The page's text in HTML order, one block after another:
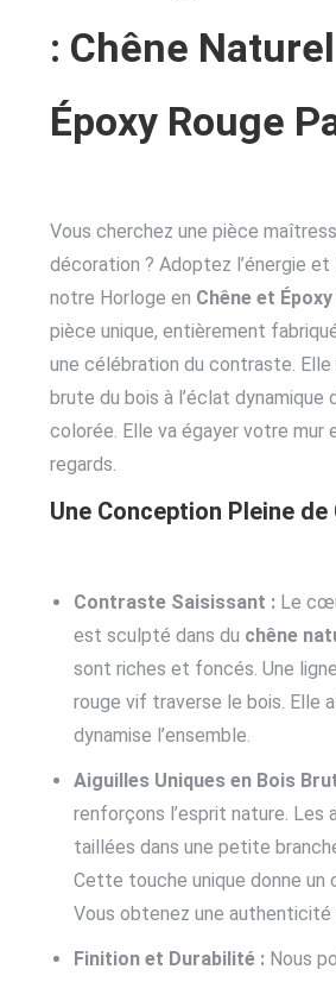
: Chêne
Époxy Rouge
Vous cherchez une pièce
décoration ? Adoptez l’énergie
notre Horloge en Chêne et Époxy
pièce unique, entièrement
une célébration du contraste. Elle
brute du bois à l’éclat dynamique
colorée. Elle va égayer votre
regards.
Une Conception Pleine
Contraste Saisissant : Le
est sculpté dans du chêne
sont riches et foncés. Une
rouge vif traverse le bois. Elle
dynamise l’ensemble.
Aiguilles Uniques en Bois
renforçons l’esprit nature. Les
taillées dans une petite
Cette touche unique donne un
Vous obtenez une authenticité
Finition et Durabilité : Nous